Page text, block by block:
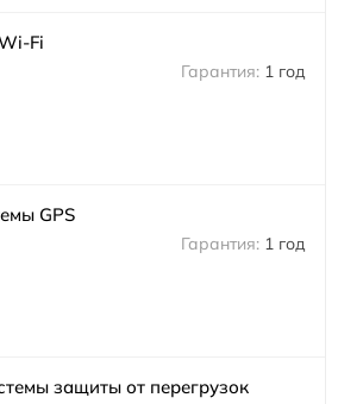
Fi
1 год
GPS
1 год
защиты от перегрузок